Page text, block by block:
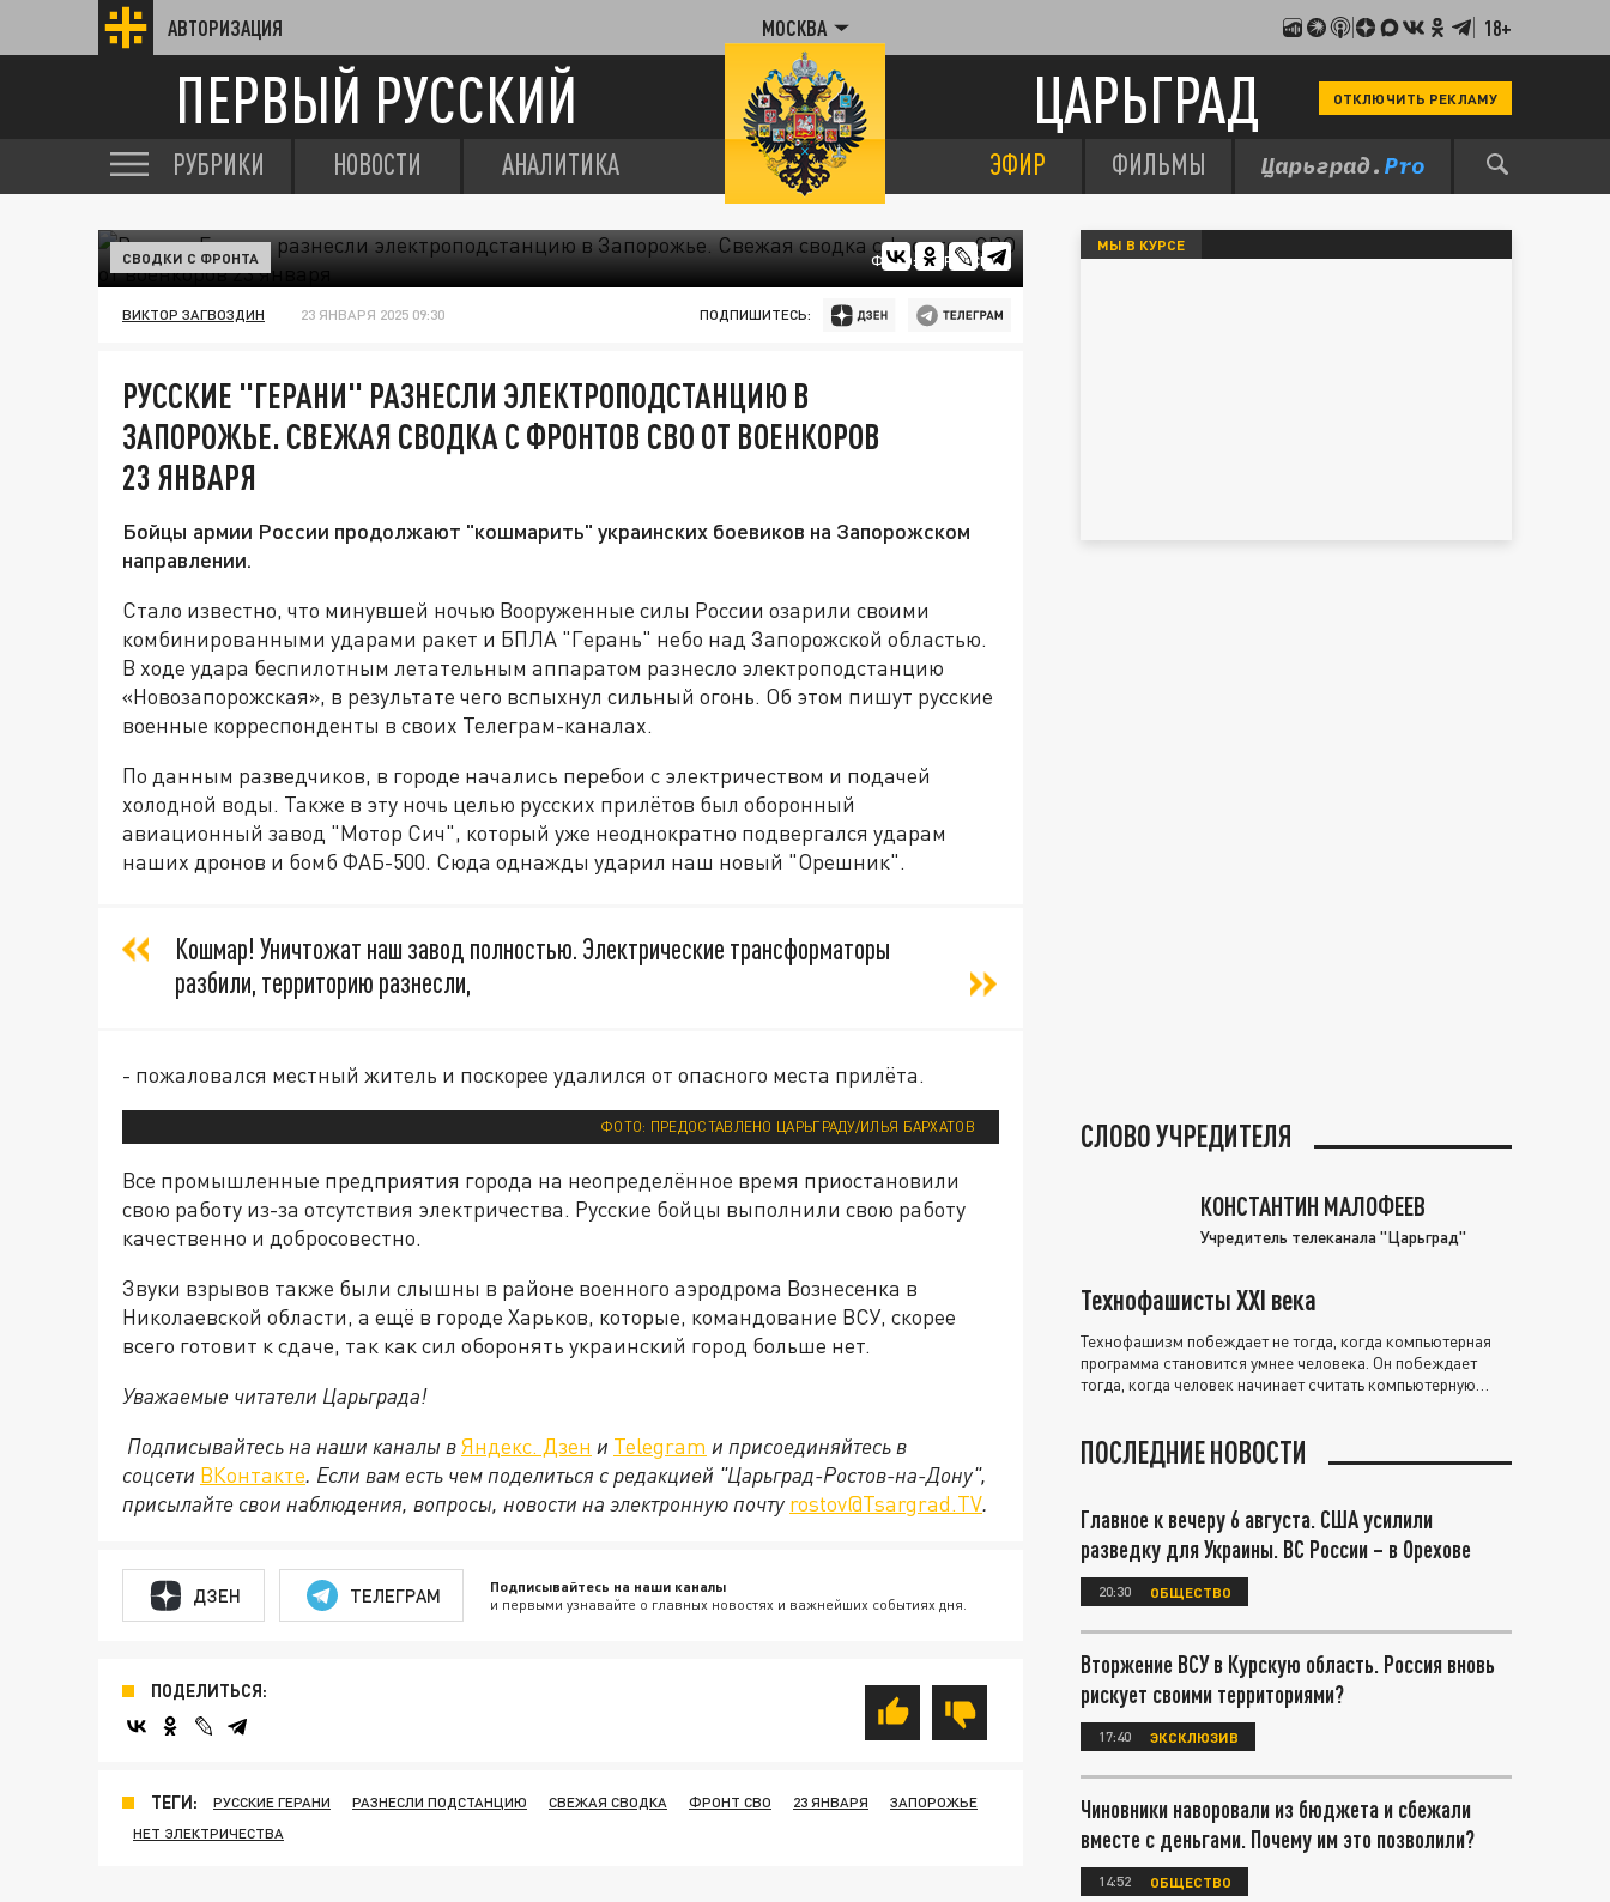
АВТОРИЗАЦИЯ МОСКВА 18+
ПЕРВЫЙ РУССКИЙ ЦАРЬГРАД ОТКЛЮЧИТЬ РЕКЛАМУ
РУБРИКИ НОВОСТИ АНАЛИТИКА ЭФИР ФИЛЬМЫ
ФОТО: МО РОССИИ
СВОДКИ С ФРОНТА
ВИКТОР ЗАГВОЗДИН 23 ЯНВАРЯ 2025 09:30 ПОДПИШИТЕСЬ:
РУССКИЕ "ГЕРАНИ" РАЗНЕСЛИ ЭЛЕКТРОПОДСТАНЦИЮ В
ЗАПОРОЖЬЕ. СВЕЖАЯ СВОДКА С ФРОНТОВ СВО ОТ ВОЕНКОРОВ
23 ЯНВАРЯ
Бойцы армии России продолжают "кошмарить" украинских боевиков на Запорожском
направлении.
Стало известно, что минувшей ночью Вооруженные силы России озарили своими
комбинированными ударами ракет и БПЛА "Герань" небо над Запорожской областью.
В ходе удара беспилотным летательным аппаратом разнесло электроподстанцию
«Новозапорожская», в результате чего вспыхнул сильный огонь. Об этом пишут русские
военные корреспонденты в своих Телеграм-каналах.
По данным разведчиков, в городе начались перебои с электричеством и подачей
холодной воды. Также в эту ночь целью русских прилётов был оборонный
авиационный завод "Мотор Сич", который уже неоднократно подвергался ударам
наших дронов и бомб ФАБ-500. Сюда однажды ударил наш новый "Орешник".
Кошмар! Уничтожат наш завод полностью. Электрические трансформаторы
разбили, территорию разнесли,
- пожаловался местный житель и поскорее удалился от опасного места прилёта.
ФОТО: ПРЕДОСТАВЛЕНО ЦАРЬГРАДУ/ИЛЬЯ БАРХАТОВ
Все промышленные предприятия города на неопределённое время приостановили
свою работу из-за отсутствия электричества. Русские бойцы выполнили свою работу
качественно и добросовестно.
Звуки взрывов также были слышны в районе военного аэродрома Вознесенка в
Николаевской области, а ещё в городе Харьков, которые, командование ВСУ, скорее
всего готовит к сдаче, так как сил оборонять украинский город больше нет.
Уважаемые читатели Царьграда!
Подписывайтесь на наши каналы вЯндекс. Дзен и Telegram и присоединяйтесь в
соцсети ВКонтакте. Если вам есть чем поделиться с редакцией "Царьград-Ростов-на-Дону",
присылайте свои наблюдения, вопросы, новости на электронную почту rostov@Tsargrad.ТV.
ДЗЕН ТЕЛЕГРАМ Подписывайтесь на наши каналы
и первыми узнавайте о главных новостях и важнейших событиях дня.
ПОДЕЛИТЬСЯ:
ТЕГИ: РУССКИЕ ГЕРАНИ РАЗНЕСЛИ ПОДСТАНЦИЮ СВЕЖАЯ СВОДКА ФРОНТ СВО 23 ЯНВАРЯ
ЗАПОРОЖЬЕ
НЕТ ЭЛЕКТРИЧЕСТВА
МЫ В КУРСЕ
СЛОВО УЧРЕДИТЕЛЯ
КОНСТАНТИН МАЛОФЕЕВ
Учредитель телеканала "Царьград"
Технофашисты XXI века
Технофашизм побеждает не тогда, когда компьютерная
программа становится умнее человека. Он побеждает
тогда, когда человек начинает считать компьютерную
ПОСЛЕДНИЕ НОВОСТИ
Главное к вечеру 6 августа. США усилили
разведку для Украины. ВС России – в Орехове
20:30 ОБЩЕСТВО
Вторжение ВСУ в Курскую область. Россия вновь
рискует своими территориями?
17:40 ЭКСКЛЮЗИВ
Чиновники наворовали из бюджета и сбежали
вместе с деньгами. Почему им это позволили?
14:52 ОБЩЕСТВО